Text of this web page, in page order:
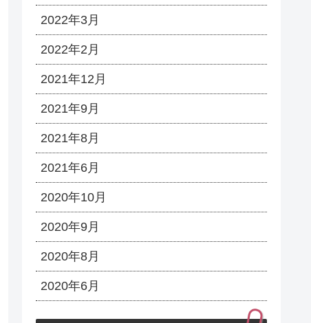
2022年3月
2022年2月
2021年12月
2021年9月
2021年8月
2021年6月
2020年10月
2020年9月
2020年8月
2020年6月